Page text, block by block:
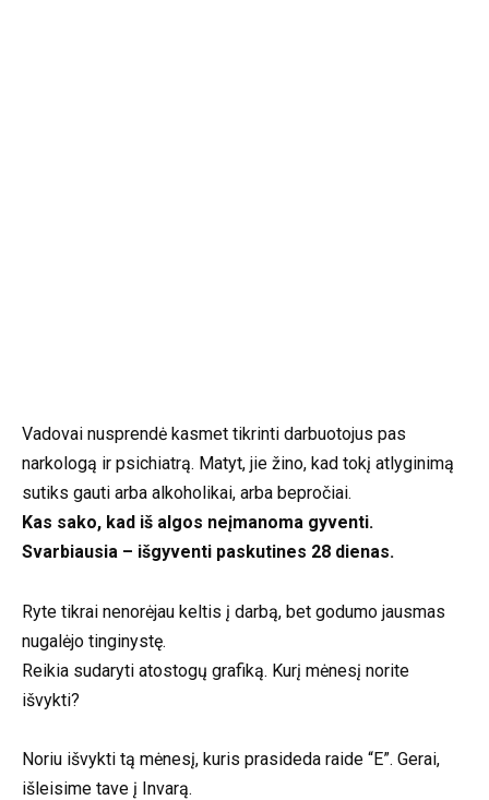
Vadovai nusprendė kasmet tikrinti darbuotojus pas
narkologą ir psichiatrą. Matyt, jie žino, kad tokį atlyginimą
sutiks gauti arba alkoholikai, arba bepročiai.
Kas sako, kad iš algos neįmanoma gyventi.
Svarbiausia – išgyventi paskutines 28 dienas.
Ryte tikrai nenorėjau keltis į darbą, bet godumo jausmas
nugalėjo tinginystę.
Reikia sudaryti atostogų grafiką. Kurį mėnesį norite
išvykti?
Noriu išvykti tą mėnesį, kuris prasideda raide “E”. Gerai,
išleisime tave į Invarą.